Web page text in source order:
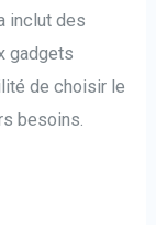
inclut des
gadgets
de choisir le
besoins.